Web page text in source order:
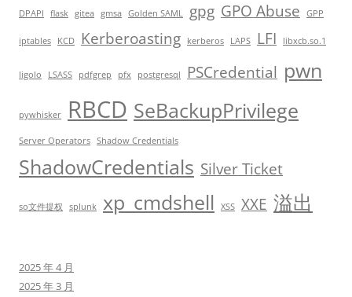
DPAPI flask gitea gmsa Golden SAML gpg GPO Abuse GPP
iptables KCD Kerberoasting kerberos LAPS LFI libxcb.so.1
ligolo LSASS pdfgrep pfx postgresql PSCredential pwn
pywhisker RBCD SeBackupPrivilege
Server Operators Shadow Credentials
ShadowCredentials Silver Ticket
so文件提权 splunk xp_cmdshell XSS XXE 溢出
2025 年 4 月
2025 年 3 月